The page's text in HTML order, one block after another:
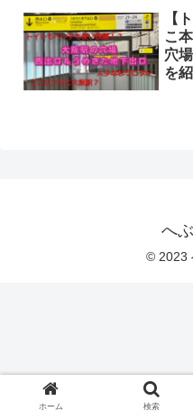
【
こ
穴
を
へ
© 2023
ホーム 検索